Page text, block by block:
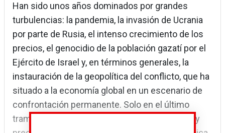
Han sido unos años dominados por grandes
turbulencias: la pandemia, la invasión de Ucrania
por parte de Rusia, el intenso crecimiento de los
precios, el genocidio de la población gazatí por el
Ejército de Israel y, en términos generales, la
instauración de la geopolítica del conflicto, que ha
situado a la economía global en un escenario de
confrontación permanente. Solo en el último
tramo analizado se ha conseguido una parcial y